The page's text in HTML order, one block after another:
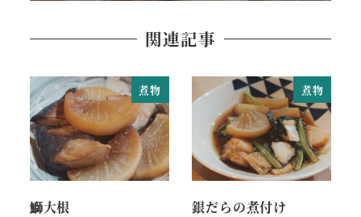
関連記事
煮物
鰤大根
煮物
銀だらの煮付け